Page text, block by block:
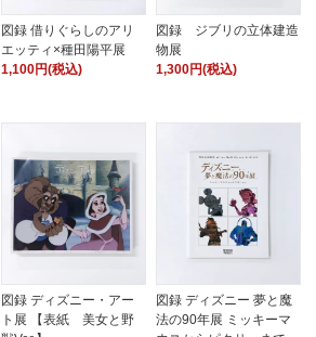
図録 借りぐらしのアリ
エッティ×種田陽平展
1,100円(税込)
図録 ジブリの立体建造
物展
1,300円(税込)
図録 ディズニー・アー
ト展 【表紙 美女と野
図録 ディズニー 夢と魔
法の90年展 ミッキーマ